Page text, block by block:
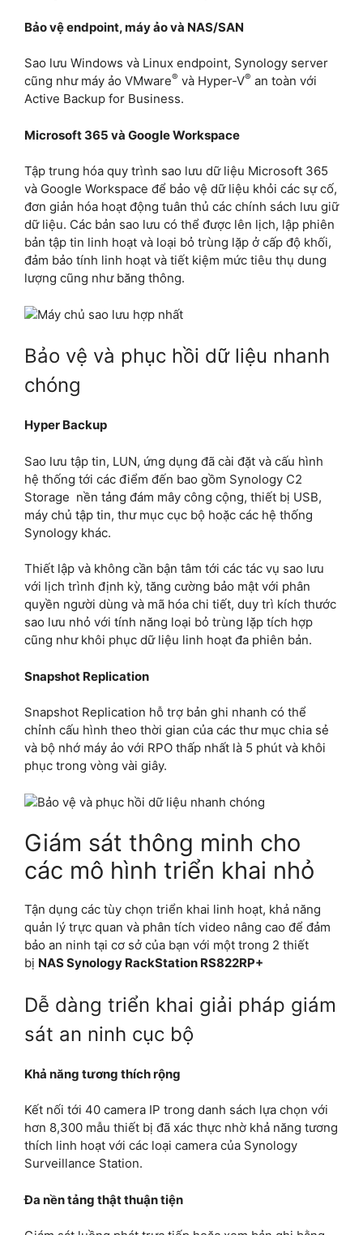
Bảo vệ endpoint, máy ảo và NAS/SAN
Sao lưu Windows và Linux endpoint, Synology server
cũng như máy ảo VMware® và Hyper-V® an toàn với
Active Backup for Business.
Microsoft 365 và Google Workspace
Tập trung hóa quy trình sao lưu dữ liệu Microsoft 365
và Google Workspace để bảo vệ dữ liệu khỏi các sự cố,
đơn giản hóa hoạt động tuân thủ các chính sách lưu giữ
dữ liệu. Các bản sao lưu có thể được lên lịch, lập phiên
bản tập tin linh hoạt và loại bỏ trùng lặp ở cấp độ khối,
đảm bảo tính linh hoạt và tiết kiệm mức tiêu thụ dung
lượng cũng như băng thông.
Bảo vệ và phục hồi dữ liệu nhanh
chóng
Hyper Backup
Sao lưu tập tin, LUN, ứng dụng đã cài đặt và cấu hình
hệ thống tới các điểm đến bao gồm Synology C2
Storage nền tảng đám mây công cộng, thiết bị USB,
máy chủ tập tin, thư mục cục bộ hoặc các hệ thống
Synology khác.
Thiết lập và không cần bận tâm tới các tác vụ sao lưu
với lịch trình định kỳ, tăng cường bảo mật với phân
quyền người dùng và mã hóa chi tiết, duy trì kích thước
sao lưu nhỏ với tính năng loại bỏ trùng lặp tích hợp
cũng như khôi phục dữ liệu linh hoạt đa phiên bản.
Snapshot Replication
Snapshot Replication hỗ trợ bản ghi nhanh có thể
chỉnh cấu hình theo thời gian của các thư mục chia sẻ
và bộ nhớ máy ảo với RPO thấp nhất là 5 phút và khôi
phục trong vòng vài giây.
Giám sát thông minh cho
các mô hình triển khai nhỏ
Tận dụng các tùy chọn triển khai linh hoạt, khả năng
quản lý trực quan và phân tích video nâng cao để đảm
bảo an ninh tại cơ sở của bạn với một trong 2 thiết
bị NAS Synology RackStation ​RS822RP+
Dễ dàng triển khai giải pháp giám
sát an ninh cục bộ
Khả năng tương thích rộng
Kết nối tới 40 camera IP trong danh sách lựa chọn với
hơn 8,300 mẫu thiết bị đã xác thực nhờ khả năng tương
thích linh hoạt với các loại camera của Synology
Surveillance Station.
Đa nền tảng thật thuận tiện